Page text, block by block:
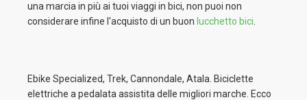
una marcia in più ai tuoi viaggi in bici, non puoi non
considerare infine l'acquisto di un buon lucchetto bici
Ebike Specialized, Trek, Cannondale, Atala. Biciclette
elettriche a pedalata assistita delle migliori marche. Ecco